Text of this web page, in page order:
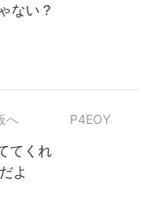
ない？
へ P4EOY
てくれ
よ